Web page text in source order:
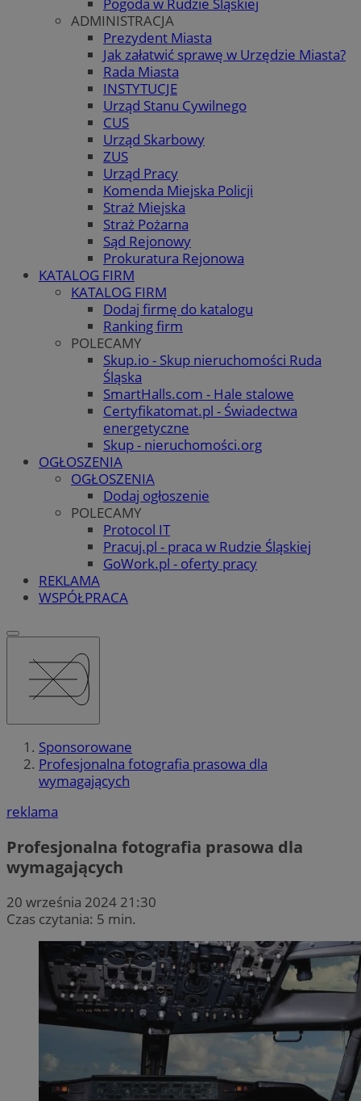
ADMINISTRACJA
Prezydent Miasta
Jak załatwić sprawę w Urzędzie Miasta?
Rada Miasta
INSTYTUCJE
Urząd Stanu Cywilnego
CUS
Urząd Skarbowy
ZUS
Urząd Pracy
Komenda Miejska Policji
Straż Miejska
Straż Pożarna
Sąd Rejonowy
Prokuratura Rejonowa
KATALOG FIRM
KATALOG FIRM
Dodaj firmę do katalogu
Ranking firm
POLECAMY
Skup.io - Skup nieruchomości Ruda
Śląska
SmartHalls.com - Hale stalowe
Certyfikatomat.pl - Świadectwa
energetyczne
Skup - nieruchomości.org
OGŁOSZENIA
OGŁOSZENIA
Dodaj ogłoszenie
POLECAMY
Protocol IT
Pracuj.pl - praca w Rudzie Śląskiej
GoWork.pl - oferty pracy
REKLAMA
WSPÓŁPRACA
Sponsorowane
Profesjonalna fotografia prasowa dla
wymagających
reklama
Profesjonalna fotografia prasowa dla
wymagających
20 września 2024 21:30
Czas czytania: 5 min.